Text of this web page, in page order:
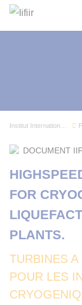
DOCUMENT IIF
TURBINES
POUR LES
FOR
PLANTS.